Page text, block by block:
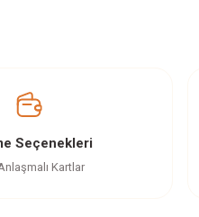
Seçenekleri
Kartlar